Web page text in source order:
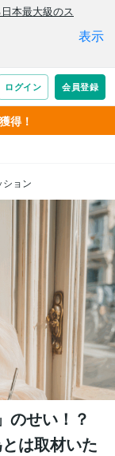
得！
ション
のせい！？
は取材いた